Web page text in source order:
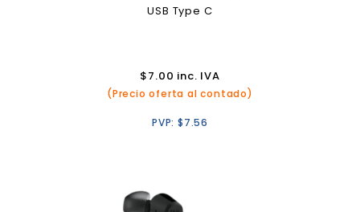
USB Type C
$7.00 inc. IVA
(Precio oferta al contado)
PVP: $7.56